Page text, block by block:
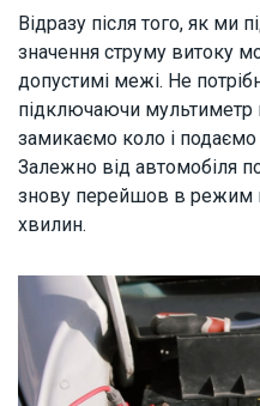
Відразу після того, як ми
значення струму витоку
допустимі межі. Не
підключаючи
замикаємо коло і
Залежно від автомобіля
знову перейшов в режим
хвилин.